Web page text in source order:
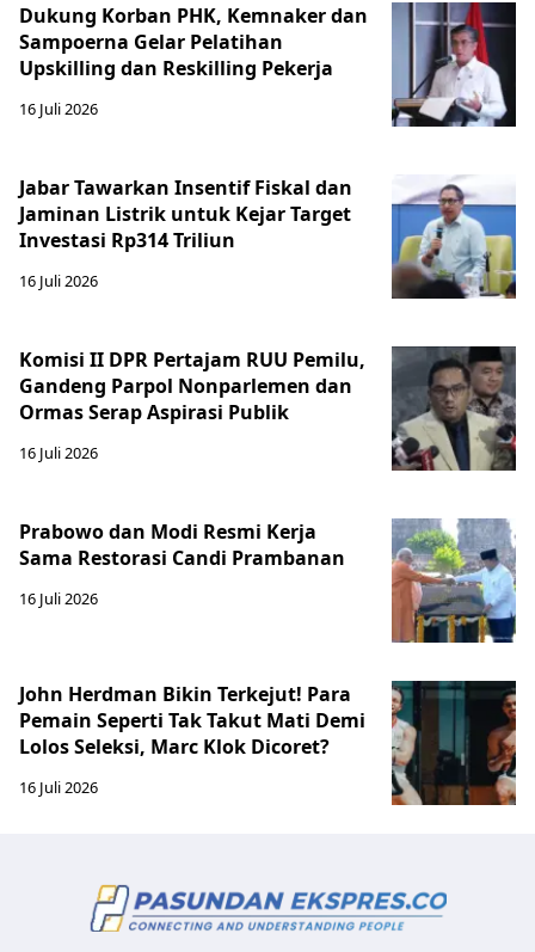
Dukung Korban PHK, Kemnaker dan
Sampoerna Gelar Pelatihan
Upskilling dan Reskilling Pekerja
16 Juli 2026
Jabar Tawarkan Insentif Fiskal dan
Jaminan Listrik untuk Kejar Target
Investasi Rp314 Triliun
16 Juli 2026
Komisi II DPR Pertajam RUU Pemilu,
Gandeng Parpol Nonparlemen dan
Ormas Serap Aspirasi Publik
16 Juli 2026
Prabowo dan Modi Resmi Kerja
Sama Restorasi Candi Prambanan
16 Juli 2026
John Herdman Bikin Terkejut! Para
Pemain Seperti Tak Takut Mati Demi
Lolos Seleksi, Marc Klok Dicoret?
16 Juli 2026